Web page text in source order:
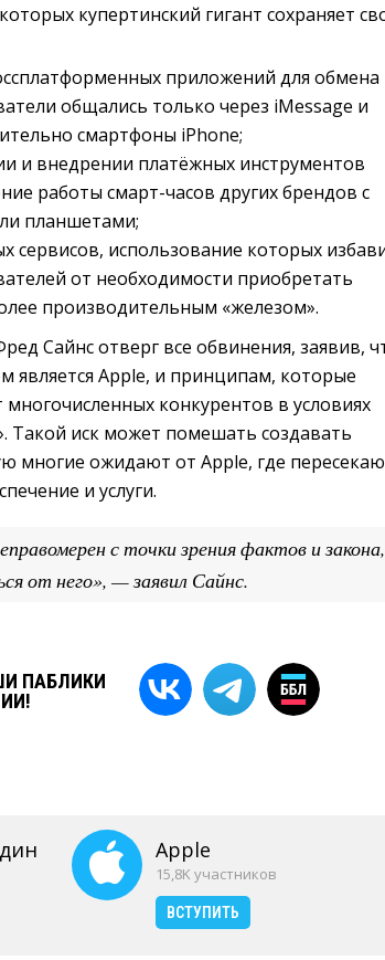
купертинский гигант сохраняет
приложений для обмена
общались только через iMessage и
смартфоны iPhone;
и внедрении платёжных инструментов
работы смарт-часов других брендов с
планшетами;
сервисов, использование которых
от необходимости приобретать
производительным «железом».
Сайнс отверг все обвинения, заявив,
является Apple, и принципам, которые
конкурентов в условиях
Такой иск может помешать создавать
многие ожидают от Apple, где
и услуги.
с точки зрения фактов и
от него», — заявил Сайнс.
ПАБЛИКИ
Apple
15,8K участников
ВСТУПИТЬ